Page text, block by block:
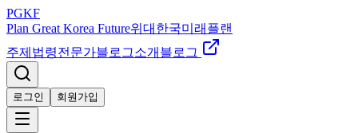
PGKF
Plan Great Korea Future위대한국미래플랜
주제 법령전문가블로그소개 블로그
로그인 회원가입